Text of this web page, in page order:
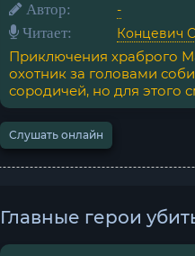
Автор: -
Читает: Концевич
Приключения храброго
охотник за головами
сородичей, но для этого
Слушать онлайн
Главные герои